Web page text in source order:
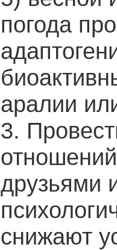
погода
аралии
3.
друзьями
снижают